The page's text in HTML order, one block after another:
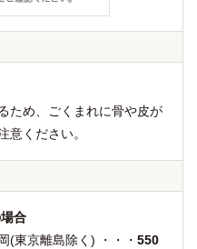
ため、ごくまれに骨や皮が
意ください。
合
(東京離島除く) ・・・ 550